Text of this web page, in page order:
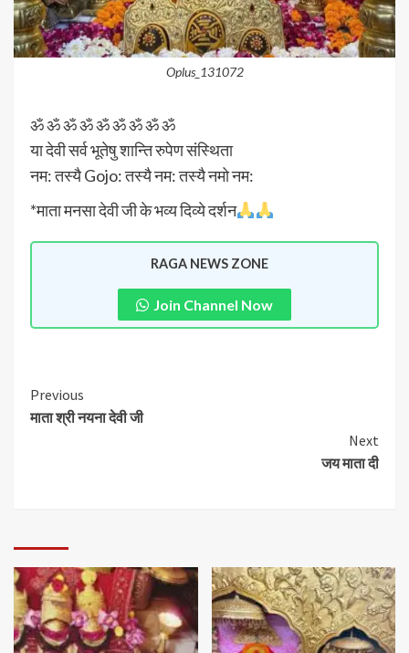
Oplus_131072
ॐ ॐ ॐ ॐ ॐ ॐ ॐ ॐ ॐ
या देवी सर्व भूतेषु शान्ति रुपेण संस्थिता
नम: तस्यै Gojo: तस्यै नम: तस्यै नमो नम:
*माता मनसा देवी जी के भव्य दिव्ये दर्शन
RAGA NEWS ZONE
Join Channel Now
Previous
माता श्री नयना देवी जी
Next
जय माता दी